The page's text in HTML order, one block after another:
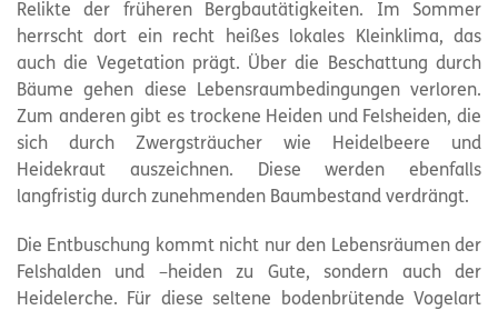
Relikte der früheren Bergbautätigkeiten. Im Sommer
herrscht dort ein recht heißes lokales Kleinklima, das
auch die Vegetation prägt. Über die Beschattung durch
Bäume gehen diese Lebensraumbedingungen verloren.
Zum anderen gibt es trockene Heiden und Felsheiden, die
sich durch Zwergsträucher wie Heidelbeere und
Heidekraut auszeichnen. Diese werden ebenfalls
langfristig durch zunehmenden Baumbestand verdrängt.
Die Entbuschung kommt nicht nur den Lebensräumen der
Felshalden und –heiden zu Gute, sondern auch der
Heidelerche. Für diese seltene bodenbrütende Vogelart